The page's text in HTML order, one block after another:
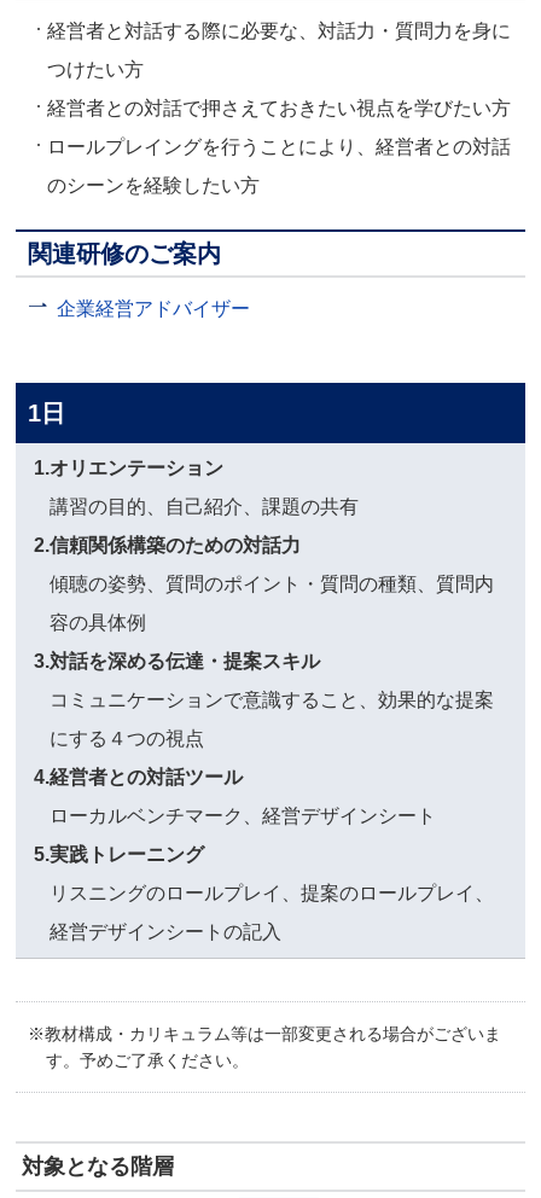
経営者と対話する際に必要な、対話力・質問力を身に
つけたい方
経営者との対話で押さえておきたい視点を学びたい方
ロールプレイングを行うことにより、経営者との対話
のシーンを経験したい方
関連研修のご案内
企業経営アドバイザー
1日
1.オリエンテーション
講習の目的、自己紹介、課題の共有
2.信頼関係構築のための対話力
傾聴の姿勢、質問のポイント・質問の種類、質問内
容の具体例
3.対話を深める伝達・提案スキル
コミュニケーションで意識すること、効果的な提案
にする４つの視点
4.経営者との対話ツール
ローカルベンチマーク、経営デザインシート
5.実践トレーニング
リスニングのロールプレイ、提案のロールプレイ、
経営デザインシートの記入
※教材構成・カリキュラム等は一部変更される場合がございま
す。予めご了承ください。
対象となる階層